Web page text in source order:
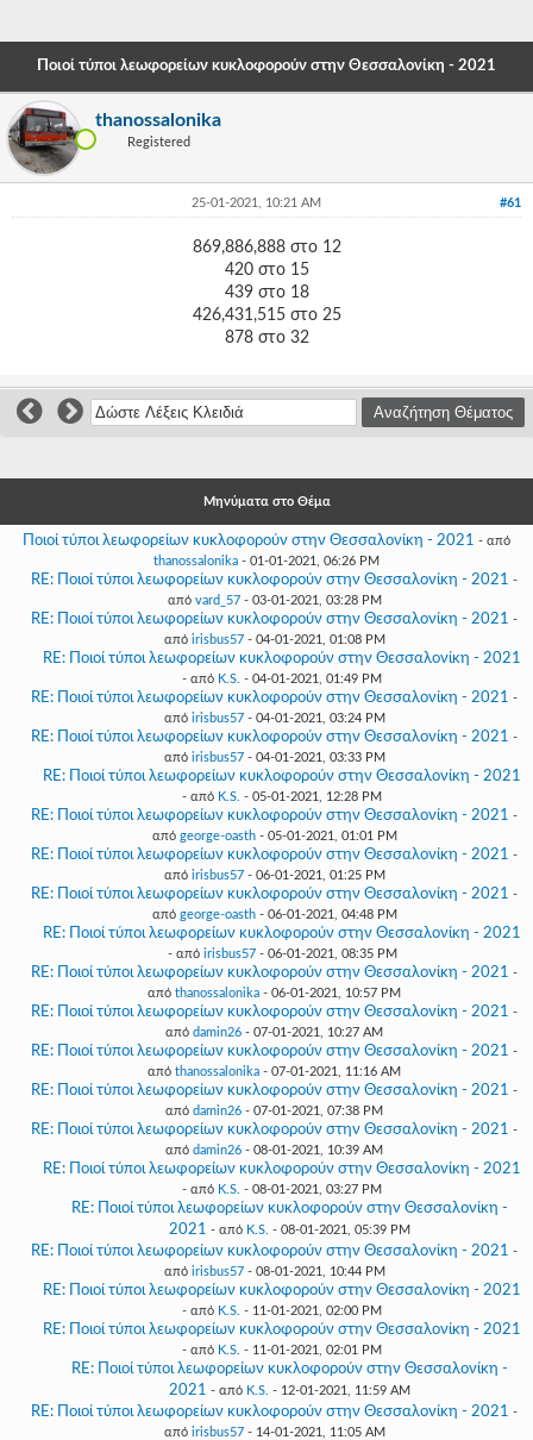
-
-
-
-
-
-
Γεια
Εγγραφή
Ποιοί τύποι λεωφορείων κυκλοφορούν στην Θεσσαλονίκη - 2021
thanossalonika
Registered
#61
25-01-2021, 10:21 AM
869,886,888 στο 12
420 στο 15
439 στο 18
426,431,515 στο 25
878 στο 32
Μηνύματα στο Θέμα
Ποιοί τύποι λεωφορείων κυκλοφορούν στην Θεσσαλονίκη - 2021 - από
thanossalonika - 01-01-2021, 06:26 PM
RE: Ποιοί τύποι λεωφορείων κυκλοφορούν στην Θεσσαλονίκη - 2021 -
από vard_57- 03-01-2021, 03:28 PM
RE: Ποιοί τύποι λεωφορείων κυκλοφορούν στην Θεσσαλονίκη - 2021 -
από irisbus57- 04-01-2021, 01:08 PM
RE: Ποιοί τύποι λεωφορείων κυκλοφορούν στην Θεσσαλονίκη - 2021
- από K.S. - 04-01-2021, 01:49 PM
RE: Ποιοί τύποι λεωφορείων κυκλοφορούν στην Θεσσαλονίκη - 2021 -
από irisbus57- 04-01-2021, 03:24 PM
RE: Ποιοί τύποι λεωφορείων κυκλοφορούν στην Θεσσαλονίκη - 2021 -
από irisbus57- 04-01-2021, 03:33 PM
RE: Ποιοί τύποι λεωφορείων κυκλοφορούν στην Θεσσαλονίκη - 2021
- από K.S. - 05-01-2021, 12:28 PM
RE: Ποιοί τύποι λεωφορείων κυκλοφορούν στην Θεσσαλονίκη - 2021 -
από george-oasth- 05-01-2021, 01:01 PM
RE: Ποιοί τύποι λεωφορείων κυκλοφορούν στην Θεσσαλονίκη - 2021 -
από irisbus57- 06-01-2021, 01:25 PM
RE: Ποιοί τύποι λεωφορείων κυκλοφορούν στην Θεσσαλονίκη - 2021 -
από george-oasth- 06-01-2021, 04:48 PM
RE: Ποιοί τύποι λεωφορείων κυκλοφορούν στην Θεσσαλονίκη - 2021
- από irisbus57- 06-01-2021, 08:35 PM
RE: Ποιοί τύποι λεωφορείων κυκλοφορούν στην Θεσσαλονίκη - 2021 -
από thanossalonika - 06-01-2021, 10:57 PM
RE: Ποιοί τύποι λεωφορείων κυκλοφορούν στην Θεσσαλονίκη - 2021 -
από damin26 - 07-01-2021, 10:27 AM
RE: Ποιοί τύποι λεωφορείων κυκλοφορούν στην Θεσσαλονίκη - 2021 -
από thanossalonika - 07-01-2021, 11:16 AM
RE: Ποιοί τύποι λεωφορείων κυκλοφορούν στην Θεσσαλονίκη - 2021 -
από damin26 - 07-01-2021, 07:38 PM
RE: Ποιοί τύποι λεωφορείων κυκλοφορούν στην Θεσσαλονίκη - 2021 -
από damin26 - 08-01-2021, 10:39 AM
RE: Ποιοί τύποι λεωφορείων κυκλοφορούν στην Θεσσαλονίκη - 2021
- από K.S. - 08-01-2021, 03:27 PM
RE: Ποιοί τύποι λεωφορείων κυκλοφορούν στην Θεσσαλονίκη -
2021 - από K.S. - 08-01-2021, 05:39 PM
RE: Ποιοί τύποι λεωφορείων κυκλοφορούν στην Θεσσαλονίκη - 2021 -
από irisbus57- 08-01-2021, 10:44 PM
RE: Ποιοί τύποι λεωφορείων κυκλοφορούν στην Θεσσαλονίκη - 2021
- από K.S. - 11-01-2021, 02:00 PM
RE: Ποιοί τύποι λεωφορείων κυκλοφορούν στην Θεσσαλονίκη - 2021
- από K.S. - 11-01-2021, 02:01 PM
RE: Ποιοί τύποι λεωφορείων κυκλοφορούν στην Θεσσαλονίκη -
2021 - από K.S. - 12-01-2021, 11:59 AM
RE: Ποιοί τύποι λεωφορείων κυκλοφορούν στην Θεσσαλονίκη - 2021 -
από irisbus57- 14-01-2021, 11:05 AM